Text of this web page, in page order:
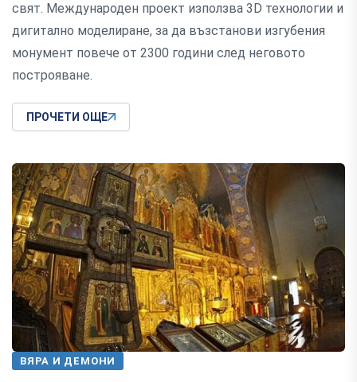
свят. Международен проект използва 3D технологии и
дигитално моделиране, за да възстанови изгубения
монумент повече от 2300 години след неговото
построяване.
ПРОЧЕТИ ОЩЕ
ВЯРА И ДЕМОНИ